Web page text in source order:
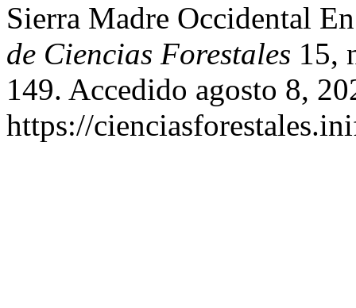
Sierra Madre Occidental
de Ciencias Forestales 15,
149. Accedido agosto 8,
https://